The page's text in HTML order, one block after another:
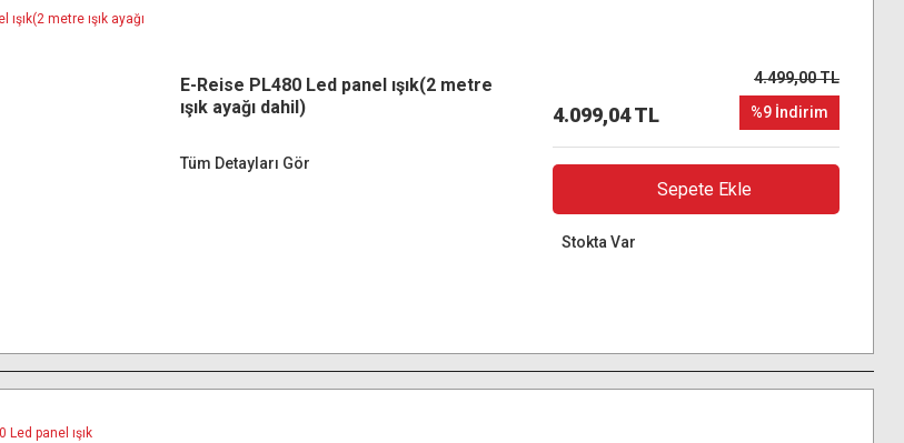
E-Reise PL480 Led panel ışık(2 metre
ışık ayağı dahil)
Tüm Detayları Gör
4.099,04 TL
4.499,00 TL
%9 İndirim
Sepete Ekle
Stokta Var